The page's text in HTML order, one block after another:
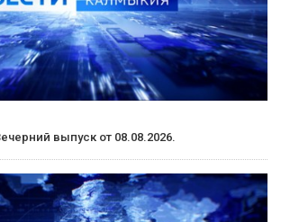
выпуск от 08.08.2026.